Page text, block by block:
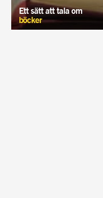
Ett sätt att tala om
böcker